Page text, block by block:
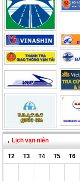
Lịch vạn niên
T2 T3 T4 T5 T6